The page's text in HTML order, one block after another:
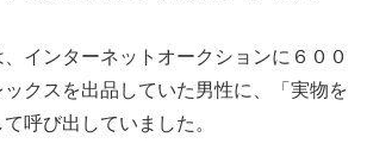
インターネットオークションに６００
ックスを出品していた男性に、「実物を
呼び出していました。